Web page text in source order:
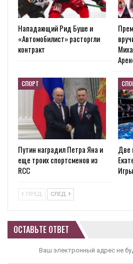
Нападающий Рид Буше и
«Автомобилист» расторгли
контракт
СПОРТ
Путин наградил Петра Яна и
еще троих спортсменов из
RCC
Две
ПРЕД СЛЕД
ОСТАВЬТЕ ОТВЕТ
Ваш электронный адрес не